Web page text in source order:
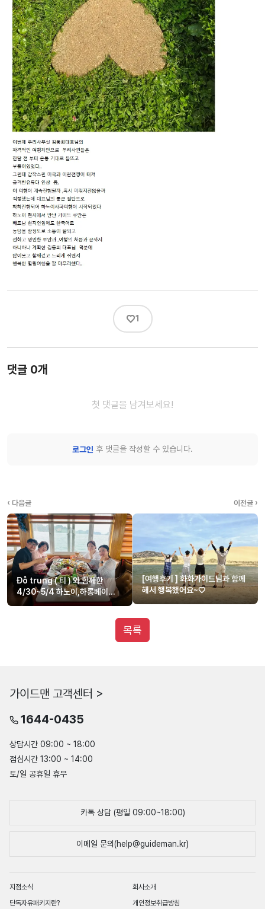
♡1
댓글 0개
첫 댓글을 남겨보세요!
로그인 후 댓글을 작성할 수 있습니다.
‹ 다음글
Đỗ trung ( 티 ) 와 함께한
4/30~5/4 하노이,하롱베이
8인가족 단독투어
이전글 ›
[여행후기 ] 화화가이드님과 함께
해서 행복했어요~♡
목록
가이드맨 고객센터 >
1644-0435
상담시간 09:00 ~ 18:00
점심시간 13:00 ~ 14:00
토/일 공휴일 휴무
카톡 상담 (평일 09:00~18:00)
이메일 문의(help@guideman.kr)
지점소식
회사소개
단독자유패키지란?
개인정보취급방침